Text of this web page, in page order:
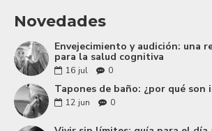
Novedades
Envejecimiento y audición: una
para la salud cognitiva
16 jul 0
Tapones de baño: ¿por qué son
12 jun 0